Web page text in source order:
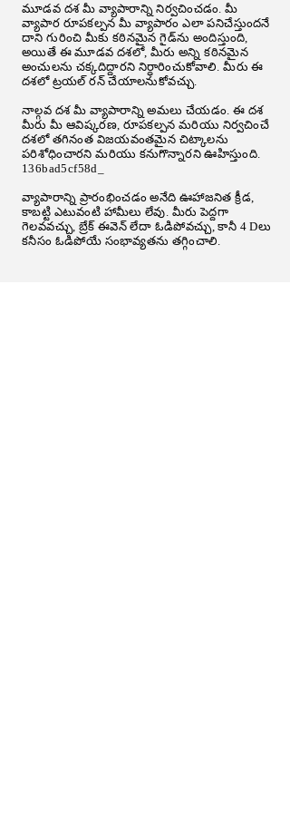
మూడవ దశ మీ వ్యాపారాన్ని నిర్వచించడం. మీ
వ్యాపార రూపకల్పన మీ వ్యాపారం ఎలా పనిచేస్తుందనే
దాని గురించి మీకు కఠినమైన గైడ్‌ను అందిస్తుంది,
అయితే ఈ మూడవ దశలో, మీరు అన్ని కఠినమైన
అంచులను చక్కదిద్దారని నిర్ధారించుకోవాలి. మీరు ఈ
దశలో ట్రయల్ రన్ చేయాలనుకోవచ్చు.
నాల్గవ దశ మీ వ్యాపారాన్ని అమలు చేయడం. ఈ దశ
మీరు మీ ఆవిష్కరణ, రూపకల్పన మరియు నిర్వచించే
దశలో తగినంత విజయవంతమైన చిట్కాలను
పరిశోధించారని మరియు కనుగొన్నారని ఊహిస్తుంది.
136bad5cf58d_
వ్యాపారాన్ని ప్రారంభించడం అనేది ఊహాజనిత క్రీడ,
కాబట్టి ఎటువంటి హామీలు లేవు. మీరు పెద్దగా
గెలవవచ్చు, బ్రేక్ ఈవెన్ లేదా ఓడిపోవచ్చు, కానీ 4 Dలు
కనీసం ఓడిపోయే సంభావ్యతను తగ్గించాలి.